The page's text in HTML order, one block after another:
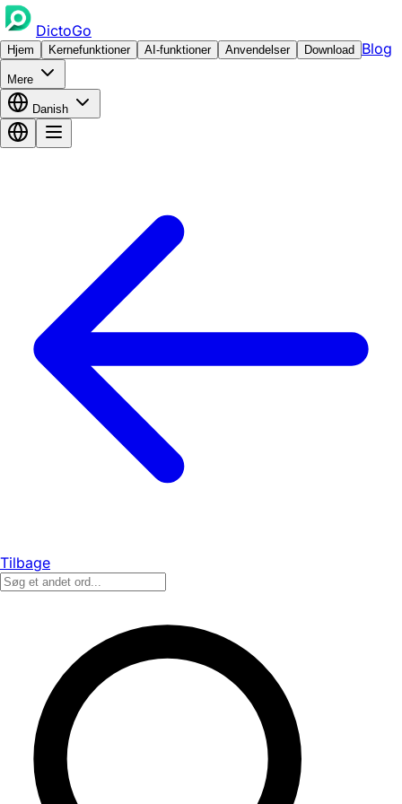
DictoGo
Hjem Kernefunktioner AI-funktioner Anvendelser Download Blog
Mere
Danish
Tilbage